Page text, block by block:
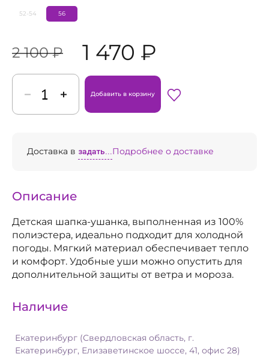
52-54 56
2 100 ₽ 1 470 ₽
Добавить в корзину
Доставка в задать...Подробнее о доставке
Описание
Детская шапка-ушанка, выполненная из 100%
полиэстера, идеально подходит для холодной
погоды. Мягкий материал обеспечивает тепло
и комфорт. Удобные уши можно опустить для
дополнительной защиты от ветра и мороза.
Наличие
Екатеринбург (Свердловская область, г.
Екатеринбург, Елизаветинское шоссе, 41, офис 28)